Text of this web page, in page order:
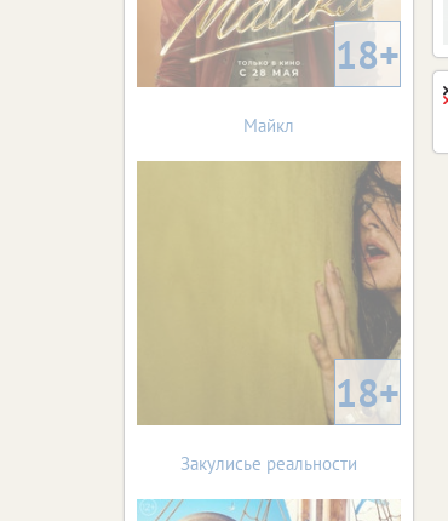
18+
Майкл
18+
Закулисье реальности